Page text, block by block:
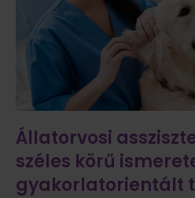
Állatorvosi
széles körű
gyakorlatorientált